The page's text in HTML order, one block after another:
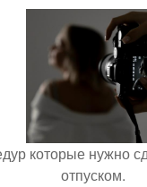
которые нужно
отпуском.